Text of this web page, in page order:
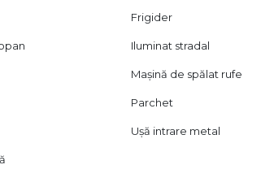
Frigider
Iluminat stradal
Mașină de spălat rufe
Parchet
Ușă intrare metal